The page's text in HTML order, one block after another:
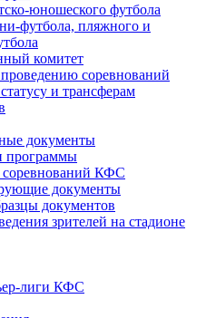
юношеского футбола
футбола, пляжного и
комитет
соревнований
и трансферам
документы
программы
соревнований КФС
документы
документов
зрителей на стадионе
лиги КФС